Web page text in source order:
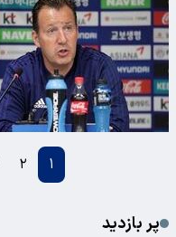
۱ ۲
پر بازدید